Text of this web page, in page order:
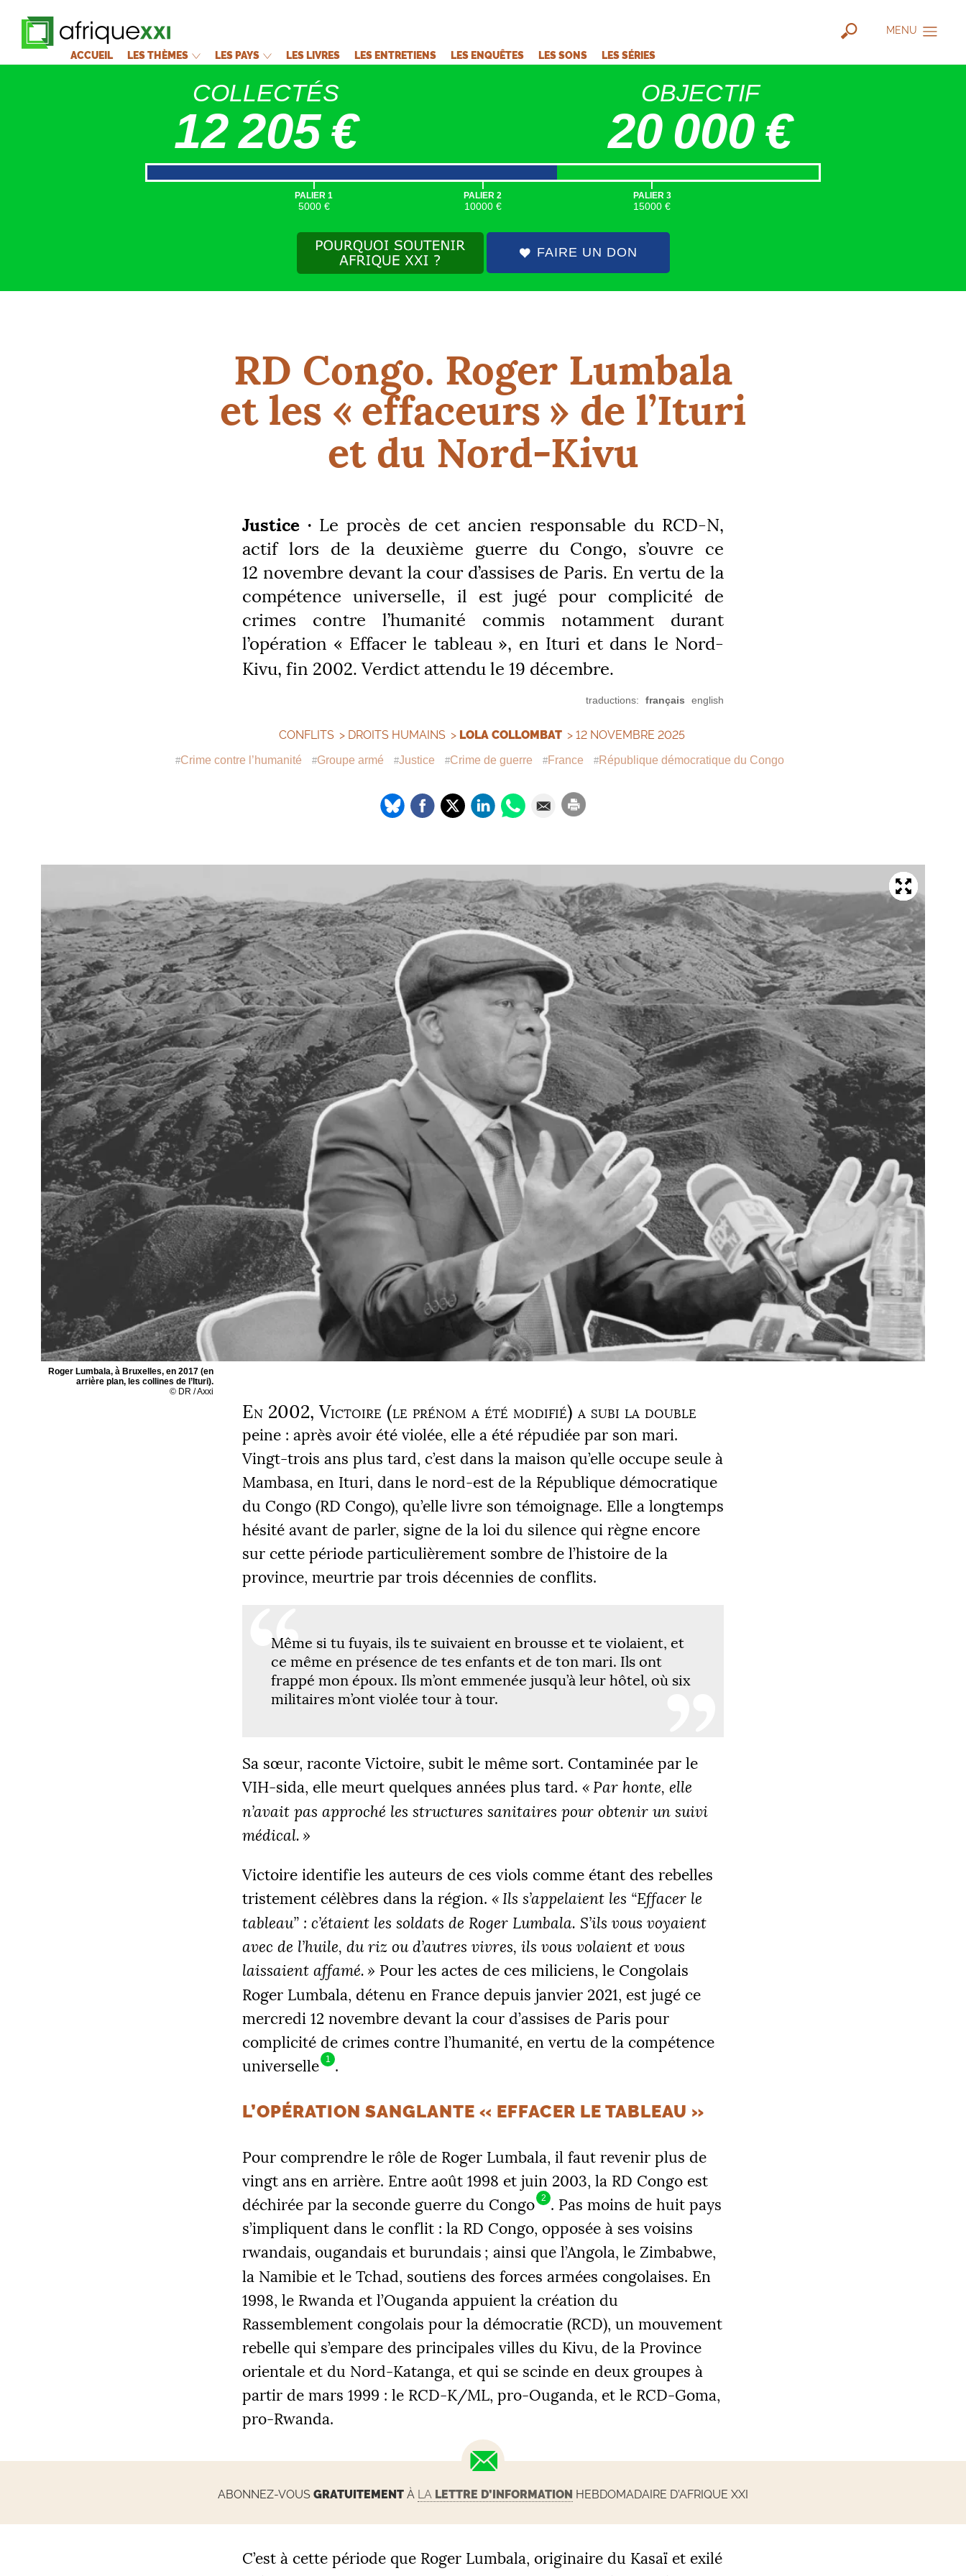
MENU
ACCUEIL LES THÈMES LES PAYS LES LIVRES LES ENTRETIENS LES ENQUÊTES LES SONS LES SÉRIES
COLLECTÉS
12 205 €
OBJECTIF
20 000 €
|
PALIER 1
5000 €
|
PALIER 2
10000 €
|
PALIER 3
15000 €
FAIRE UN DON
RD Congo. Roger Lumbala
et les « effaceurs » de l’Ituri
et du Nord-Kivu
Justice ·Le procès de cet ancien responsable du RCD-N,
actif lors de la deuxième guerre du Congo, s’ouvre ce
12 novembre devant la cour d’assises de Paris. En vertu de la
compétence universelle, il est jugé pour complicité de
crimes contre l’humanité commis notamment durant
l’opération « Effacer le tableau », en Ituri et dans le Nord-
Kivu, fin 2002. Verdict attendu le 19 décembre.
traductions: français english
CONFLITS > DROITS HUMAINS > LOLA COLLOMBAT > 12 NOVEMBRE 2025
Crime contre l’humanité Groupe armé Justice Crime de guerre France République démocratique du Congo
Roger Lumbala, à Bruxelles, en 2017 (en
arrière plan, les collines de l’Ituri).
© DR / Axxi
En 2002, Victoire (le prénom a été modifié) a subi la double
peine : après avoir été violée, elle a été répudiée par son mari.
Vingt-trois ans plus tard, c’est dans la maison qu’elle occupe seule à
Mambasa, en Ituri, dans le nord-est de la République démocratique
du Congo (RD Congo), qu’elle livre son témoignage. Elle a longtemps
hésité avant de parler, signe de la loi du silence qui règne encore
sur cette période particulièrement sombre de l’histoire de la
province, meurtrie par trois décennies de conflits.
Même si tu fuyais, ils te suivaient en brousse et te violaient, et
ce même en présence de tes enfants et de ton mari. Ils ont
frappé mon époux. Ils m’ont emmenée jusqu’à leur hôtel, où six
militaires m’ont violée tour à tour.
Sa sœur, raconte Victoire, subit le même sort. Contaminée par le
VIH-sida, elle meurt quelques années plus tard. «Par honte, elle
n’avait pas approché les structures sanitaires pour obtenir un suivi
médical. »
Victoire identifie les auteurs de ces viols comme étant des rebelles
tristement célèbres dans la région. «Ils s’appelaient les “Effacer le
tableau” : c’étaient les soldats de Roger Lumbala. S’ils vous voyaient
avec de l’huile, du riz ou d’autres vivres, ils vous volaient et vous
laissaient affamé. » Pour les actes de ces miliciens, le Congolais
Roger Lumbala, détenu en France depuis janvier 2021, est jugé ce
mercredi 12 novembre devant la cour d’assises de Paris pour
complicité de crimes contre l’humanité, en vertu de la compétence
universelle
1 .
L’OPÉRATION SANGLANTE « EFFACER LE TABLEAU »
Pour comprendre le rôle de Roger Lumbala, il faut revenir plus de
vingt ans en arrière. Entre août 1998 et juin 2003, la RD Congo est
déchirée par la seconde guerre du Congo
2 . Pas moins de huit pays
s’impliquent dans le conflit : la RD Congo, opposée à ses voisins
rwandais, ougandais et burundais ; ainsi que l’Angola, le Zimbabwe,
la Namibie et le Tchad, soutiens des forces armées congolaises. En
1998, le Rwanda et l’Ouganda appuient la création du
Rassemblement congolais pour la démocratie (RCD), un mouvement
rebelle qui s’empare des principales villes du Kivu, de la Province
orientale et du Nord-Katanga, et qui se scinde en deux groupes à
partir de mars 1999 : le RCD-K/ML, pro-Ouganda, et le RCD-Goma,
pro-Rwanda.
ABONNEZ-VOUS GRATUITEMENT À LA LETTRE D’INFORMATION HEBDOMADAIRE D’AFRIQUE XXI
C’est à cette période que Roger Lumbala, originaire du Kasaï et exilé
12 205 € 20 000 €
PALIER 1
FAIRE UN DON